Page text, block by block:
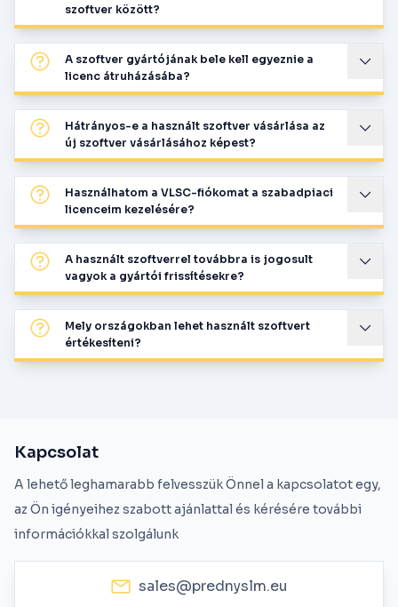
szoftver között?
A szoftver gyártójának bele kell egyeznie a
licenc átruházásába?
Hátrányos-e a használt szoftver vásárlása az
új szoftver vásárlásához képest?
Használhatom a VLSC-fiókomat a szabadpiaci
licenceim kezelésére?
A használt szoftverrel továbbra is jogosult
vagyok a gyártói frissítésekre?
Mely országokban lehet használt szoftvert
értékesíteni?
Kapcsolat
A lehető leghamarabb felvesszük Önnel a kapcsolatot egy,
az Ön igényeihez szabott ajánlattal és kérésére további
információkkal szolgálunk
sales@prednyslm.eu